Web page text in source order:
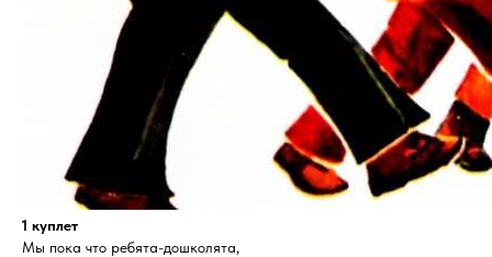
1 куплет
Мы пока что ребята-дошколята,